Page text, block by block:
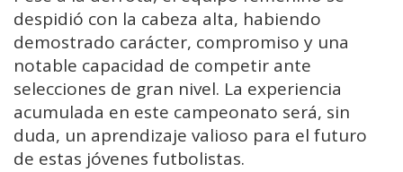
despidió con la cabeza alta, habiendo
demostrado carácter, compromiso y una
notable capacidad de competir ante
selecciones de gran nivel. La experiencia
acumulada en este campeonato será, sin
duda, un aprendizaje valioso para el futuro
de estas jóvenes futbolistas.